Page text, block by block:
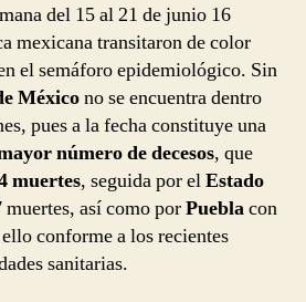
del 15 al 21 de junio 16
mexicana transitaron de color
el semáforo epidemiológico. Sin
Méxicono se encuentra dentro
pues a la fecha constituye una
número de decesos, que
muertes, seguida por elEstado
muertes, así como porPueblacon
conforme a los recientes
sanitarias.